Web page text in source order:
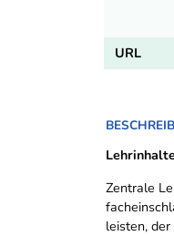
URL
Zentrale
leisten,